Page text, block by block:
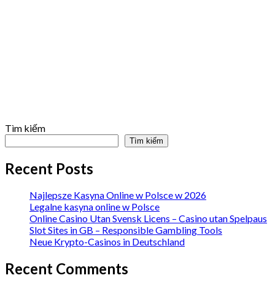
Tìm kiếm
Tìm kiếm
Recent Posts
Najlepsze Kasyna Online w Polsce w 2026
Legalne kasyna online w Polsce
Online Casino Utan Svensk Licens – Casino utan Spelpaus
Slot Sites in GB – Responsible Gambling Tools
Neue Krypto-Casinos in Deutschland
Recent Comments